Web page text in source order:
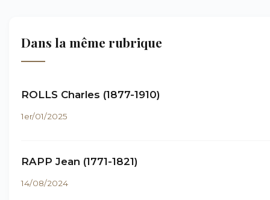
Dans la même rubrique
ROLLS Charles (1877-1910)
1er/01/2025
RAPP Jean (1771-1821)
14/08/2024